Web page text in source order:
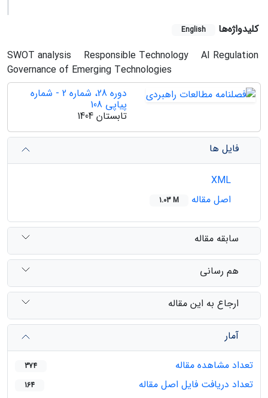
کلیدواژه‌ها English
SWOT analysis Responsible Technology
AI Regulation
Governance of Emerging Technologies
دوره 28، شماره 2 - شماره
پیاپی 108
تابستان 1404
فایل ها
اصل مقاله
1.03 M
سابقه مقاله
هم رسانی
ارجاع به این مقاله
آمار
تعداد مشاهده مقاله
374
تعداد دریافت فایل اصل مقاله 164